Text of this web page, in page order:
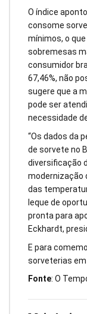
O índice
consome
mínimos, o
sobremesas
consumidor
67,46%, não
sugere que a
pode ser
necessidade
“Os dados da
de sorvete no
diversificação
modernização
das
leque de
pronta para
Eckhardt,
E para
sorveterias em
Fonte: O